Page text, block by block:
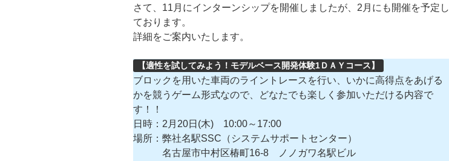
さて、11月にインターンシップを開催しましたが、2月にも開催を予定し
ております。
詳細をご案内いたします。
【適性を試してみよう！モデルベース開発体験1ＤＡＹコース】
ブロックを用いた車両のライントレースを行い、いかに高得点をあげる
かを競うゲーム形式なので、どなたでも楽しく参加いただける内容で
す！！
日時：2月20日(木) 10:00～17:00
場所：弊社名駅SSC（システムサポートセンター）
名古屋市中村区椿町16-8 ノノガワ名駅ビル